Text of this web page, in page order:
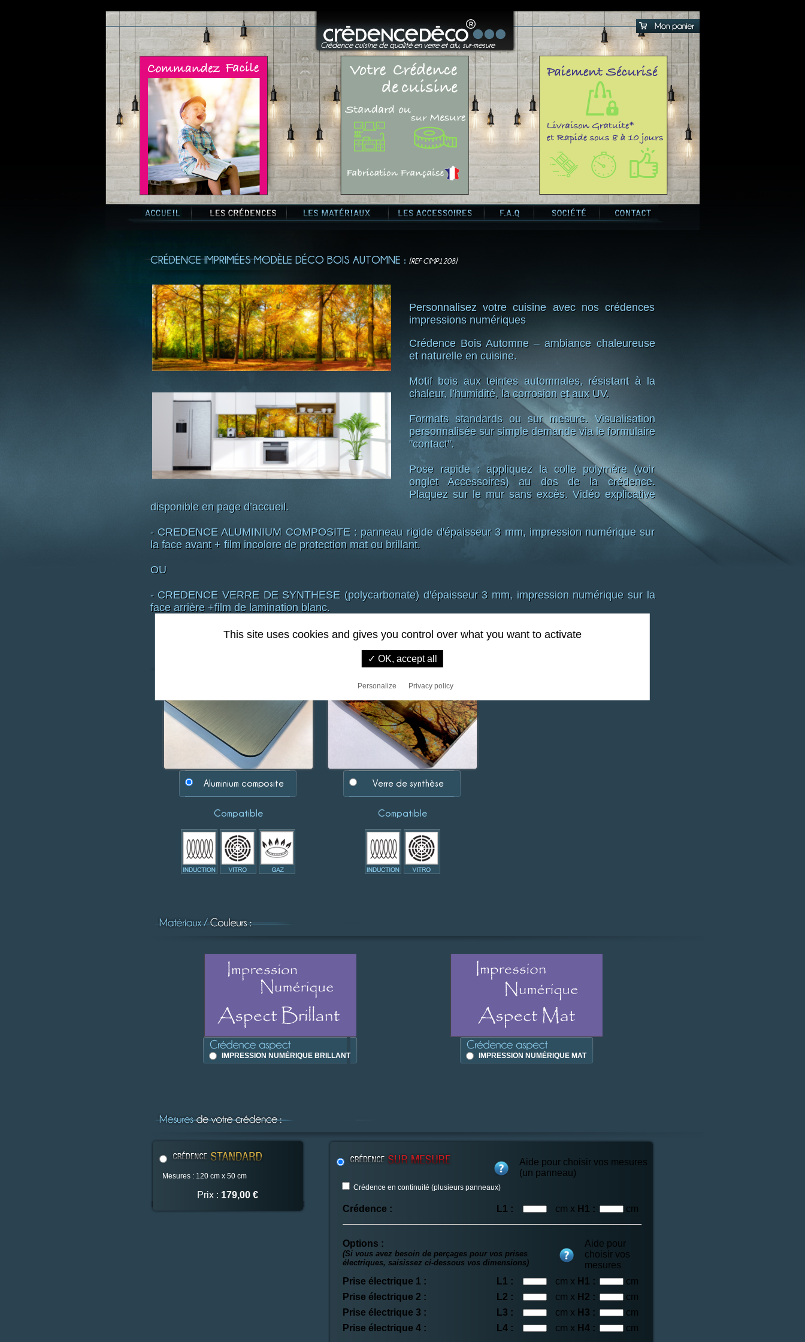
Crédence cuisine de qualité en verre et alu, sur-mesure
CRÉDENCE IMPRIMÉES MODÈLE DÉCO BOIS AUTOMNE : [REF CIMP1208]
Personnalisez votre cuisine avec nos crédences
impressions numériques
Crédence Bois Automne – ambiance chaleureuse
et naturelle en cuisine.
Motif bois aux teintes automnales, résistant à la
chaleur, l’humidité, la corrosion et aux UV.
Formats standards ou sur mesure. Visualisation
personnalisée sur simple demande via le formulaire
"contact".
Pose rapide : appliquez la colle polymère (voir
onglet Accessoires) au dos de la crédence.
Plaquez sur le mur sans excès. Vidéo explicative
disponible en page d’accueil.
- CREDENCE ALUMINIUM COMPOSITE : panneau rigide d'épaisseur 3 mm, impression numérique sur
la face avant + film incolore de protection mat ou brillant.
OU
- CREDENCE VERRE DE SYNTHESE (polycarbonate) d'épaisseur 3 mm, impression numérique sur la
face arrière +film de lamination blanc.
Aluminium composite
Compatible
Verre de synthèse
Compatible
IMPRESSION NUMÉRIQUE BRILLANT IMPRESSION NUMÉRIQUE MAT
Mesures : 120 cm x 50 cm
Prix : 179,00 €
Aide pour choisir vos mesures
(un panneau)
Crédence en continuité (plusieurs panneaux)
Crédence : L1 : cm x H1 : cm
Options :
(Si vous avez besoin de perçages pour vos prises
électriques, saisissez ci-dessous vos dimensions)
Aide pour
choisir vos
mesures
Prise électrique 1 :
L1 : cm x H1 :
cm
Prise électrique 2 :
L2 : cm x H2 :
cm
Prise électrique 3 :
L3 : cm x H3 :
cm
Prise électrique 4 :
L4 : cm x H4 : cm
This site uses cookies and gives you control over what you want to activate
✓ OK, accept all
Personalize Privacy policy